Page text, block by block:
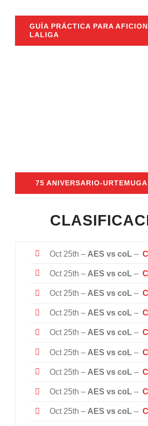
GUÍA PRÁCTICA PARA
LALIGA
75 ANIVERSARIO-
Oct 25th – AES vs coL –
Oct 25th – AES vs coL –
Oct 25th – AES vs coL –
Oct 25th – AES vs coL –
Oct 25th – AES vs coL –
Oct 25th – AES vs coL –
Oct 25th – AES vs coL –
Oct 25th – AES vs coL –
Oct 25th – AES vs coL –